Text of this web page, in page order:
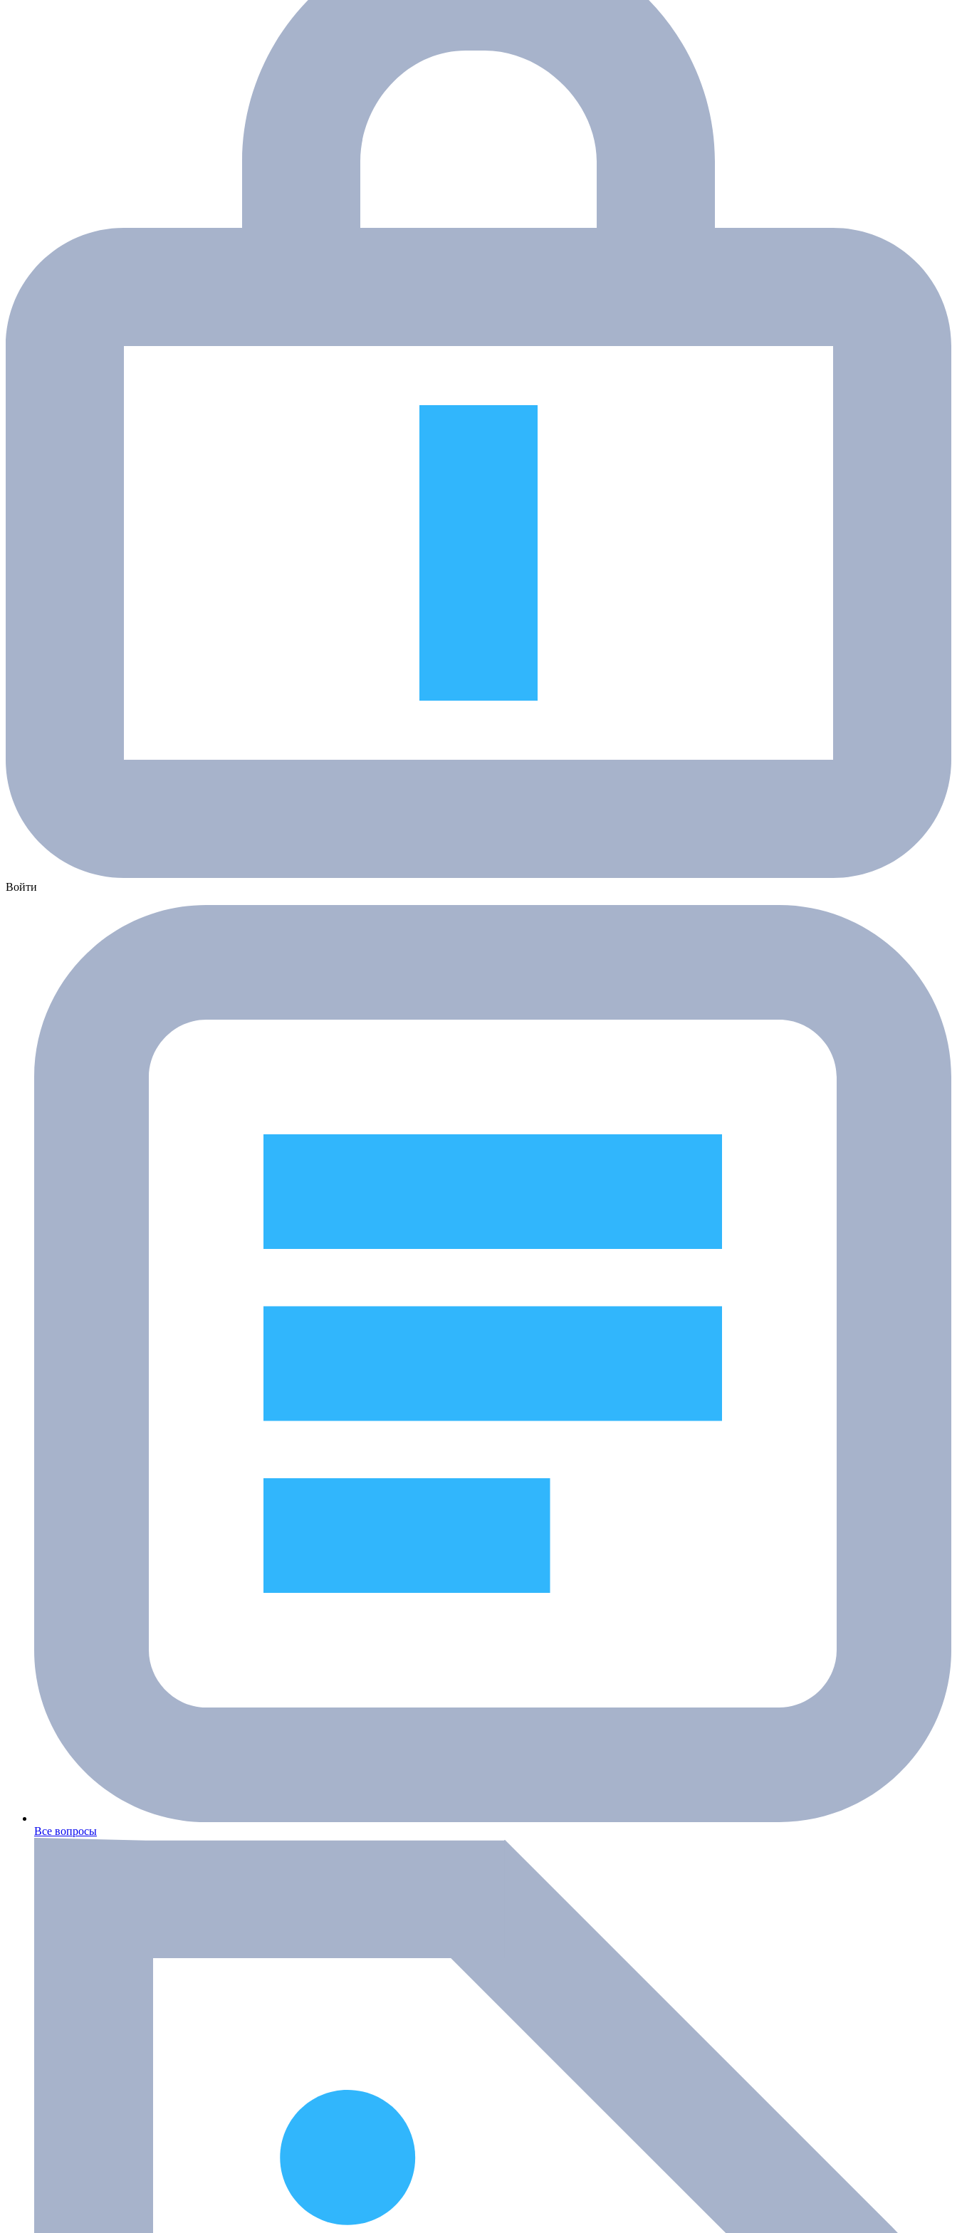
Войти
Все вопросы